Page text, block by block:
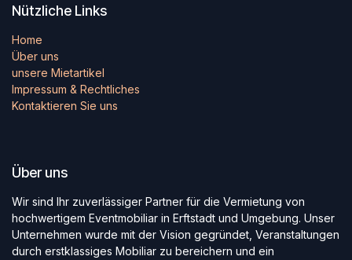
Nützliche Links
Home
Über uns
unsere Mietartikel
Impressum & Rechtliches
Kontaktieren Sie uns
Über uns
Wir sind Ihr zuverlässiger Partner für die Vermietung von
hochwertigem Eventmobiliar in Erftstadt und Umgebung. Unser
Unternehmen wurde mit der Vision gegründet, Veranstaltungen
durch erstklassiges Mobiliar zu bereichern und ein